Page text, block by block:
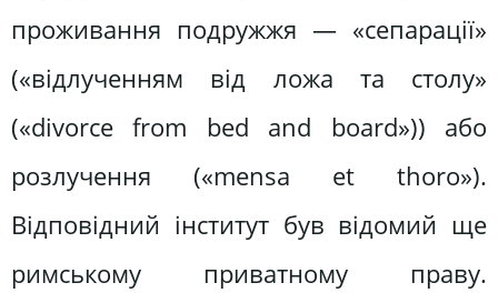
проживання подружжя — «сепарації»
(«відлученням від ложа та столу»
(«divorce from bed and board»)) або
розлучення («mensa et thoro»).
Відповідний інститут був відомий ще
римському приватному праву.